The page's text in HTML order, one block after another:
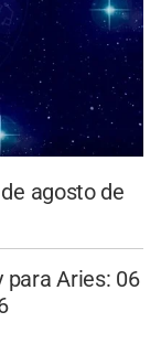
agosto de
para Aries: 06